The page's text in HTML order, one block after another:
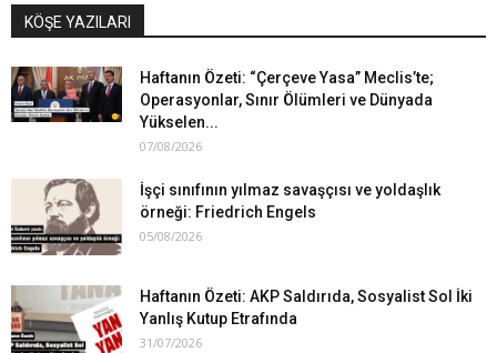
KÖŞE YAZILARI
Haftanın Özeti: “Çerçeve Yasa” Meclis’te;
Operasyonlar, Sınır Ölümleri ve Dünyada
Yükselen...
07/08/2026
İşçi sınıfının yılmaz savaşçısı ve yoldaşlık
örneği: Friedrich Engels
05/08/2026
Haftanın Özeti: AKP Saldırıda, Sosyalist Sol İki
Yanlış Kutup Etrafında
31/07/2026